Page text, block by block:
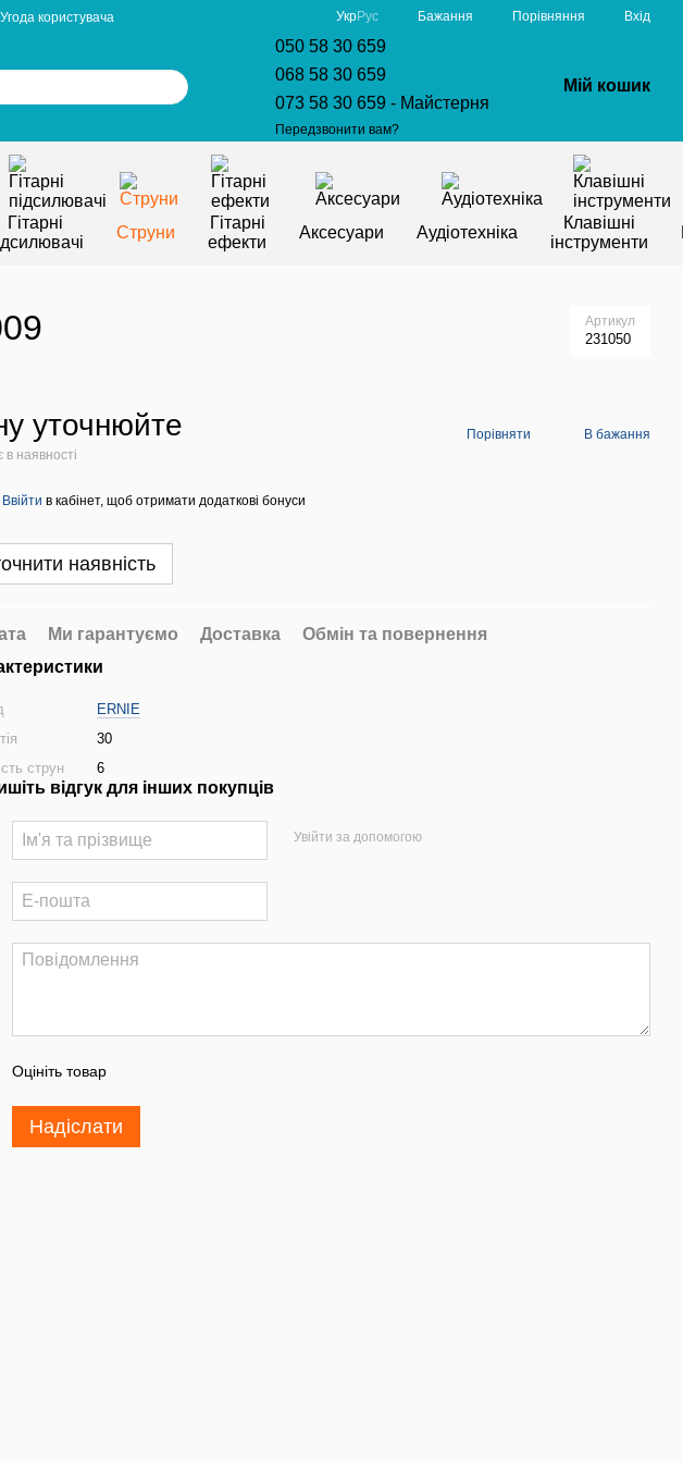
Угода користувача
УкрРус Бажання Порівняння Вхід
050 58 30 659
068 58 30 659
073 58 30 659 - Майстерня
Передзвонити вам?
Мій кошик
Гітарні
Струни
Гітарні
ефекти
Аксесуари Аудіотехніка
Клавішні
інструменти
Артикул
231050
уточнюйте
в наявності
Порівняти В бажання
Ввійти в кабінет, щоб отримати додаткові бонуси
наявність
Ми гарантуємо Доставка
Обмін та повернення
ERNIE
30
струн
6
відгук для інших покупців
Увійти за допомогою
Оцініть товар
Надіслати